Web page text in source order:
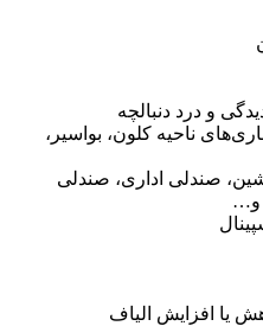
و درد دنبالچه
ناحیه کلون، بواسیر،
صندلی اداری، صندلی
و…
یا افزایش الیاف